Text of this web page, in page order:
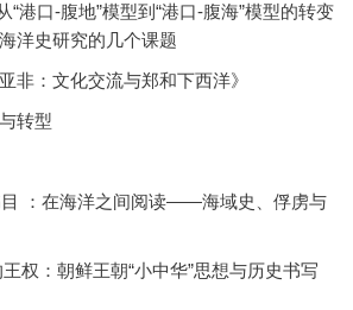
“港口-腹地”模型到“港口-腹海”模型的转变
洋史研究的几个课题
非：文化交流与郑和下西洋》
转型
目 ：在海洋之间阅读——海域史、俘虏与
权：朝鲜王朝“小中华”思想与历史书写